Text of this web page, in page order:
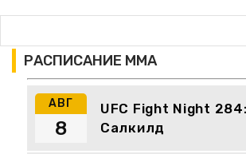
РАСПИСАНИЕ ММА
АВГ
UFC Fight Night
Салкилд
8